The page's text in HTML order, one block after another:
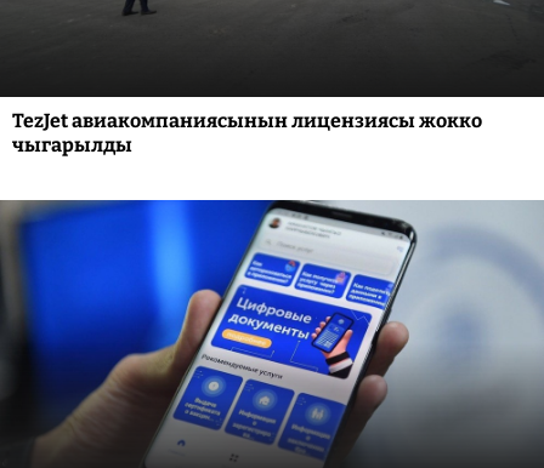
TezJet авиакомпаниясынын лицензиясы жокко
чыгарылды